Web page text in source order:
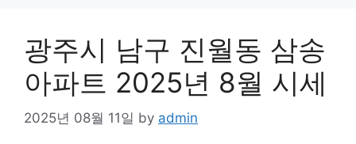
광주시 남구 진월동 삼송
아파트 2025년 8월 시세
2025년 08월 11일 by admin